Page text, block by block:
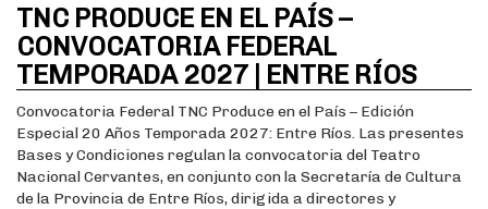
TNC PRODUCE EN EL PAÍS –
CONVOCATORIA FEDERAL
TEMPORADA 2027 | ENTRE RÍOS
Convocatoria Federal TNC Produce en el País – Edición
Especial 20 Años Temporada 2027: Entre Ríos. Las presentes
Bases y Condiciones regulan la convocatoria del Teatro
Nacional Cervantes, en conjunto con la Secretaría de Cultura
de la Provincia de Entre Ríos, dirigida a directores y